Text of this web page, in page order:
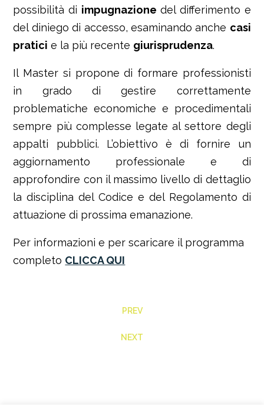
possibilità di impugnazione del differimento e
del diniego di accesso, esaminando anche casi
pratici e la più recente giurisprudenza.
Il Master si propone di formare professionisti
in grado di gestire correttamente
problematiche economiche e procedimentali
sempre più complesse legate al settore degli
appalti pubblici. L’obiettivo è di fornire un
aggiornamento professionale e di
approfondire con il massimo livello di dettaglio
la disciplina del Codice e del Regolamento di
attuazione di prossima emanazione.
Per informazioni e per scaricare il programma
completo CLICCA QUI
PREV
NEXT